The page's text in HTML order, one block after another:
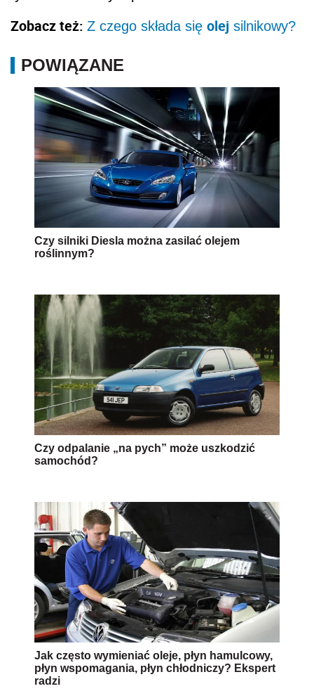
Zobacz też: Z czego składa się olej silnikowy?
POWIĄZANE
Czy silniki Diesla można zasilać olejem
roślinnym?
Czy odpalanie „na pych” może uszkodzić
samochód?
Jak często wymieniać oleje, płyn hamulcowy,
płyn wspomagania, płyn chłodniczy? Ekspert
radzi